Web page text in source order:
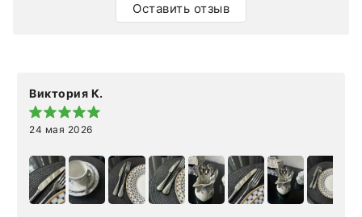
Оставить отзыв
Виктория К.
24 мая 2026